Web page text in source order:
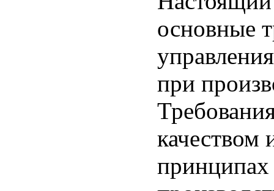
основные
при
качеством
принципах